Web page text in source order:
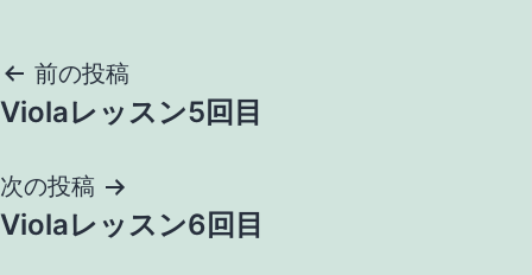
投
稿
ナ
ビ
前の投稿
Violaレッスン5回目
次の投稿
Violaレッスン6回目